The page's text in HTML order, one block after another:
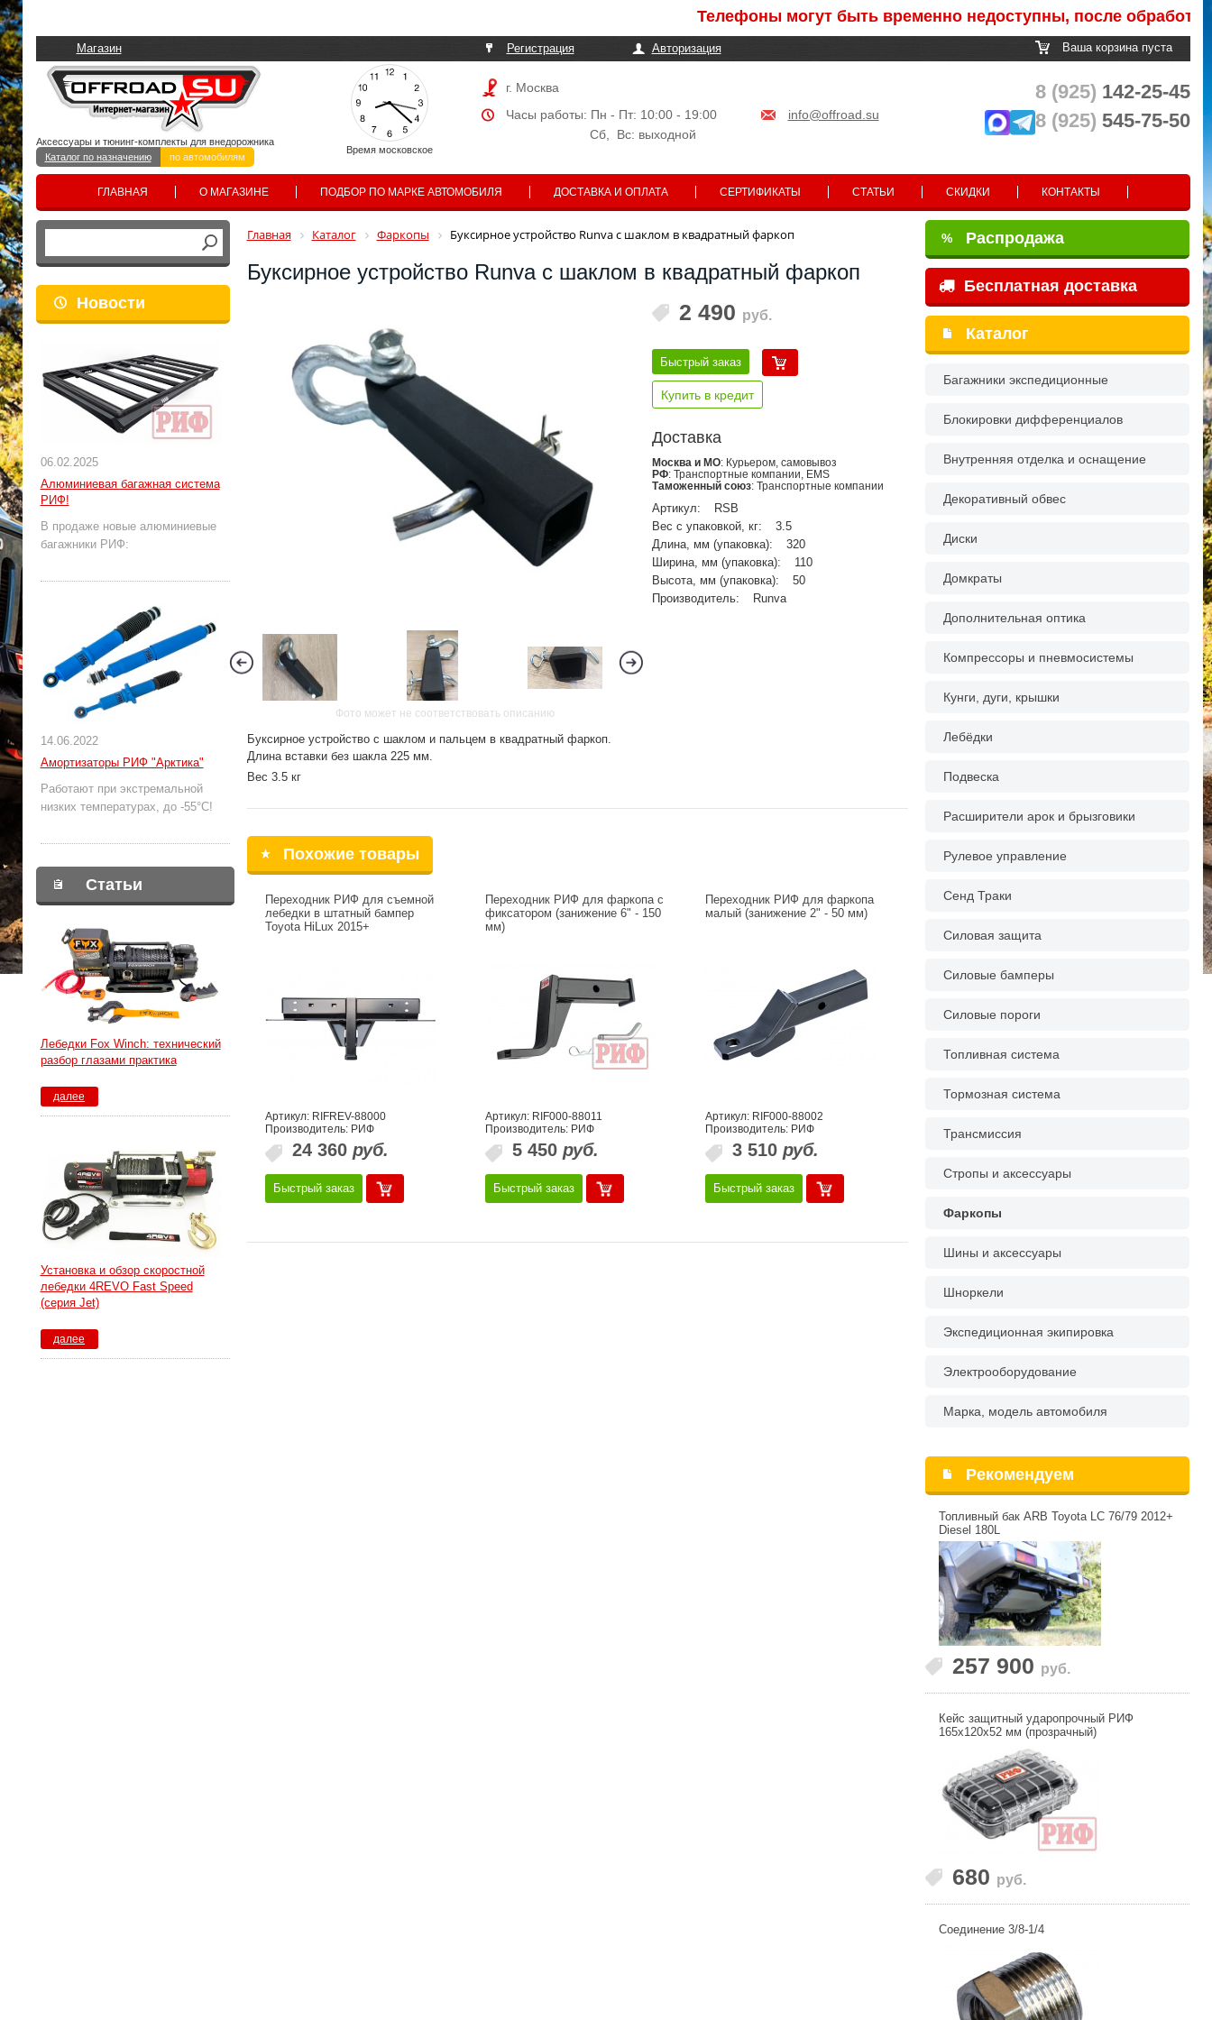
Телефоны могут быть временно недоступны, после обработки
Магазин Регистрация Авторизация Ваша корзина пуста
Время московское
Аксессуары и тюнинг-комплекты для внедорожника
Каталог по назначению
по автомобилям
г. Москва
Часы работы: Пн - Пт: 10:00 - 19:00
info@offroad.su
Сб, Вс: выходной
8 (925) 142-25-45
8 (925) 545-75-50
ГЛАВНАЯ О МАГАЗИНЕ ПОДБОР ПО МАРКЕ АВТОМОБИЛЯ ДОСТАВКА И ОПЛАТА СЕРТИФИКАТЫ СТАТЬИ СКИДКИ КОНТАКТЫ
Новости
06.02.2025
Алюминиевая багажная система
РИФ!
В продаже новые алюминиевые
багажники РИФ:
14.06.2022
Амортизаторы РИФ "Арктика"
Работают при экстремальной
низких температурах, до -55°С!
Статьи
Лебедки Fox Winch: технический
разбор глазами практика
далее
Установка и обзор скоростной
лебедки 4REVO Fast Speed
(серия Jet)
далее
Главная Каталог Фаркопы Буксирное устройство Runva с шаклом в квадратный фаркоп
Буксирное устройство Runva с шаклом в квадратный фаркоп
Фото может не соответствовать описанию
2 490 руб.
Быстрый заказ
Купить в кредит
Доставка
Москва и МО: Курьером, самовывоз
РФ: Транспортные компании, EMS
Таможенный союз: Транспортные компании
Артикул:
RSB
Вес с упаковкой, кг:
3.5
Длина, мм (упаковка):
320
Ширина, мм (упаковка):
110
Высота, мм (упаковка):
50
Производитель:
Runva
Буксирное устройство с шаклом и пальцем в квадратный фаркоп.
Длина вставки без шакла 225 мм.
Вес 3.5 кг
Похожие товары
Переходник РИФ для съемной
лебедки в штатный бампер
Toyota HiLux 2015+
Артикул: RIFREV-88000
Производитель: РИФ
24 360 руб.
Быстрый заказ
Переходник РИФ для фаркопа с
фиксатором (занижение 6" - 150
мм)
Артикул: RIF000-88011
Производитель: РИФ
5 450 руб.
Быстрый заказ
Переходник РИФ для фаркопа
малый (занижение 2" - 50 мм)
Артикул: RIF000-88002
Производитель: РИФ
3 510 руб.
Быстрый заказ
% Распродажа
Бесплатная доставка
Каталог
Багажники экспедиционные
Блокировки дифференциалов
Внутренняя отделка и оснащение
Декоративный обвес
Диски
Домкраты
Дополнительная оптика
Компрессоры и пневмосистемы
Кунги, дуги, крышки
Лебёдки
Подвеска
Расширители арок и брызговики
Рулевое управление
Сенд Траки
Силовая защита
Силовые бамперы
Силовые пороги
Топливная система
Тормозная система
Трансмиссия
Стропы и аксессуары
Фаркопы
Шины и аксессуары
Шноркели
Экспедиционная экипировка
Электрооборудование
Марка, модель автомобиля
Рекомендуем
Топливный бак ARB Toyota LC 76/79 2012+
Diesel 180L
257 900 руб.
Кейс защитный ударопрочный РИФ
165х120х52 мм (прозрачный)
680 руб.
Соединение 3/8-1/4